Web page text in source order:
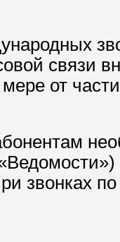
связи
от
звонках